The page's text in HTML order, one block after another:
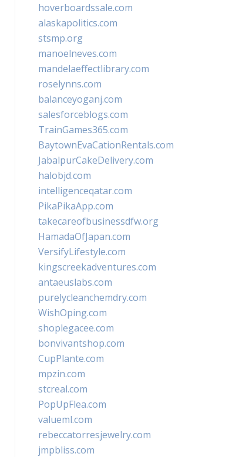
hoverboardssale.com
alaskapolitics.com
stsmp.org
manoelneves.com
mandelaeffectlibrary.com
roselynns.com
balanceyoganj.com
salesforceblogs.com
TrainGames365.com
BaytownEvaCationRentals.com
JabalpurCakeDelivery.com
halobjd.com
intelligenceqatar.com
PikaPikaApp.com
takecareofbusinessdfw.org
HamadaOfJapan.com
VersifyLifestyle.com
kingscreekadventures.com
antaeuslabs.com
purelycleanchemdry.com
WishOping.com
shoplegacee.com
bonvivantshop.com
CupPlante.com
mpzin.com
stcreal.com
PopUpFlea.com
valueml.com
rebeccatorresjewelry.com
jmpbliss.com